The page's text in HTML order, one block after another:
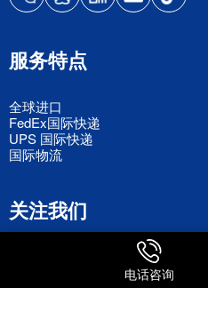
服务特点
全球进口
FedEx国际快递
UPS 国际快递
国际物流
关注我们
电话咨询